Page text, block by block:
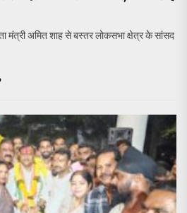
मंत्री अमित शाह से बस्तर लोकसभा क्षेत्र के सांसद